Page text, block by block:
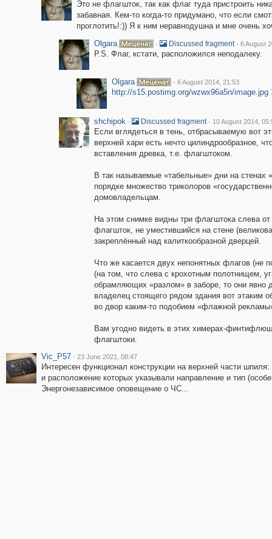
Это не флагшток, так как флаг туда пристроить
забавная. Кем-то когда-то придумано, что если
проглотить!:)) Я к ним неравнодушна и мне очень
Olgara
· Discussed fragment · 6 August
P.S. Флаг, кстати, расположился неподалеку.
Olgara · 6 August 2014, 21:53
http://s15.postimg.org/wzwx96a5n/image.jpg
shchipok · Discussed fragment · 10 August 2014,
Если вглядеться в тень, отбрасываемую вот
верхней хари есть нечто цилиндрообразное,
вставления древка, т.е. флагштоком.
В так называемые «табельные» дни на стенах
порядке множество триколоров
домовладельцам.
На этом снимке видны три флагштока слева
флагшток, не уместившийся на стене
закреплённый над калиткообразной дверцей.
Что же касается двух непонятных флагов (не
(на том, что слева с крохотным полотнищем,
обрамляющих «разлом» в заборе, то они явно
владелец стоящего рядом здания вот этаким
во двор каким-то подобием «флажной
Вам угодно видеть в этих химерах-
флагштоки.
Vic_P57 · 23 June 2021, 08:47
Интересен функционал конструкции на верхней части
и расположение которых указывали направление и тип
Энергонезависимое оповещение о ЧС...